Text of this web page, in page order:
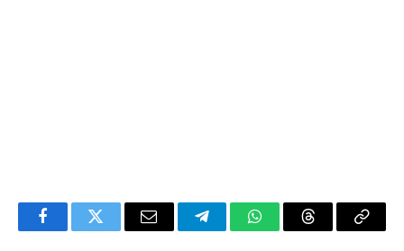
FacebookTwitter Email TelegramWhatsAppThreadsCopy